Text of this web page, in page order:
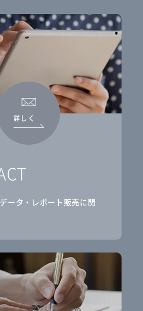
ータ・レポート販売に関
詳しく